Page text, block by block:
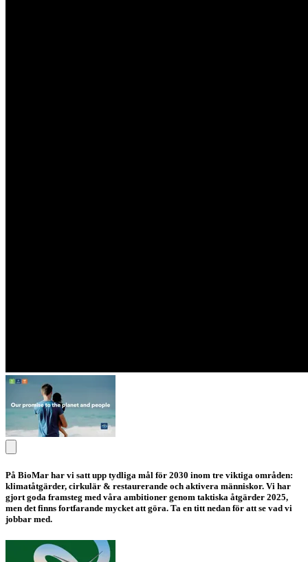
På BioMar har vi satt upp tydliga mål för 2030 inom tre viktiga områden:
klimatåtgärder, cirkulär & restaurerande och aktivera människor. Vi har
gjort goda framsteg med våra ambitioner genom taktiska åtgärder 2025,
men det finns fortfarande mycket att göra. Ta en titt nedan för att se vad vi
jobbar med.